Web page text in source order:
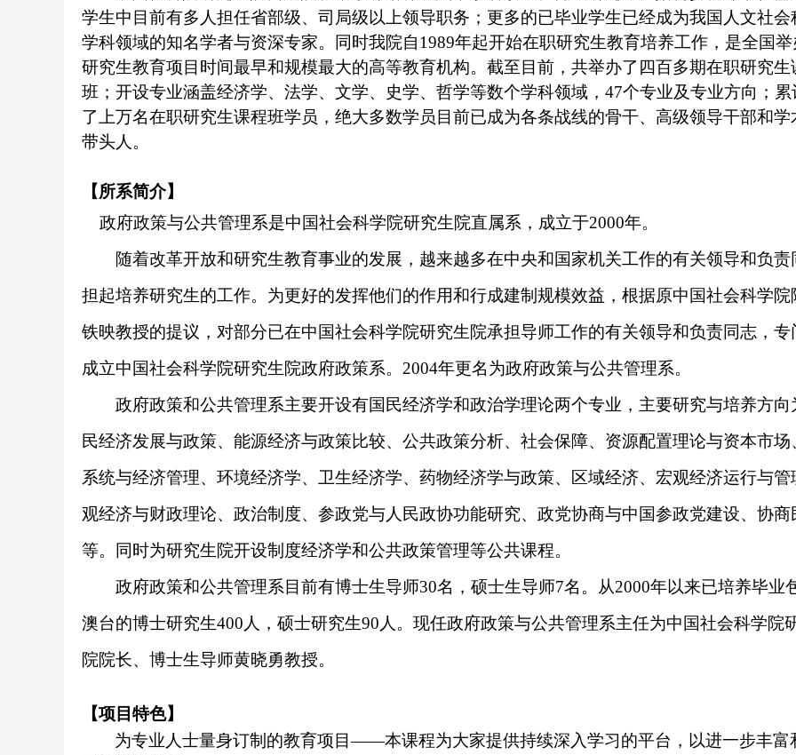
学生中目前有多人担任省部级、司局级以上领导职务；更多的已毕业学生已经成为我国人文社会
学科领域的知名学者与资深专家。同时我院自1989年起开始在职研究生教育培养工作，是全国
研究生教育项目时间最早和规模最大的高等教育机构。截至目前，共举办了四百多期在职研究生
班；开设专业涵盖经济学、法学、文学、史学、哲学等数个学科领域，47个专业及专业方向；累
了上万名在职研究生课程班学员，绝大多数学员目前已成为各条战线的骨干、高级领导干部和学
带头人。
【所系简介】
政府政策与公共管理系是中国社会科学院研究生院直属系，成立于2000年。
随着改革开放和研究生教育事业的发展，越来越多在中央和国家机关工作的有关领导和负责
担起培养研究生的工作。为更好的发挥他们的作用和行成建制规模效益，根据原中国社会科学院
铁映教授的提议，对部分已在中国社会科学院研究生院承担导师工作的有关领导和负责同志，专
成立中国社会科学院研究生院政府政策系。 2004年更名为政府政策与公共管理系。
政府政策和公共管理系主要开设有国民经济学和政治学理论两个专业，主要研究与培养方向
民经济发展与政策、能源经济与政策比较、公共政策分析、社会保障、资源配置理论与资本市场
系统与经济管理、环境经济学、卫生经济学、药物经济学与政策、区域经济、宏观经济运行与管
观经济与财政理论、政治制度、参政党与人民政协功能研究、政党协商与中国参政党建设、协商
等。同时为研究生院开设制度经济学和公共政策管理等公共课程。
政府政策和公共管理系目前有博士生导师30名，硕士生导师7名。从2000年以来已培养毕业
澳台的博士研究生400人，硕士研究生90人。现任政府政策与公共管理系主任为中国社会科学院
院院长、博士生导师黄晓勇教授。
【项目特色】
为专业人士量身订制的教育项目——本课程为大家提供持续深入学习的平台，以进一步丰富